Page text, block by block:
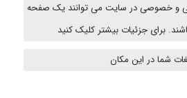
و خصوصی در سایت می توانند یک صفحه
برای جزئیات بیشتر کلیک کنید
شما در این مکان